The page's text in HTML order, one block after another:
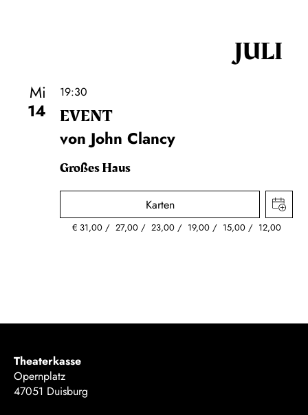
JULI
Mi
14
19:30
EVENT
von John Clancy
Großes Haus
Karten
€ 31,00 27,00 23,00 19,00 15,00 12,00
Theaterkasse
Opernplatz
47051 Duisburg